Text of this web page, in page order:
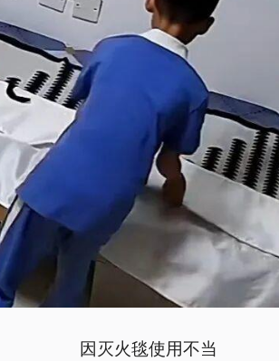
因灭火毯使用不当